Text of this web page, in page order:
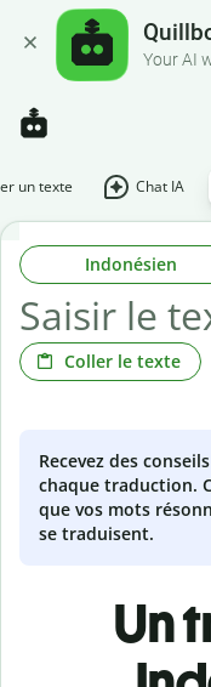
Your AI
un texte Chat IA
Indonésien
Coller le texte
Recevez des
chaque traduction.
que vos mots
se traduisent.
Un